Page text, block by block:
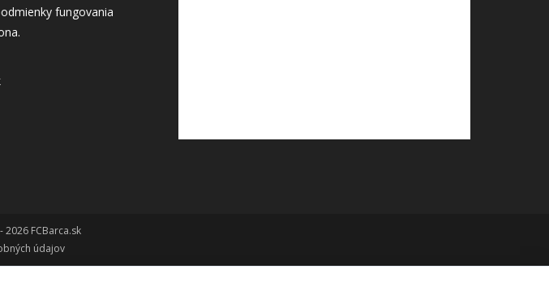
fungovania
2026 FCBarca.sk
údajov